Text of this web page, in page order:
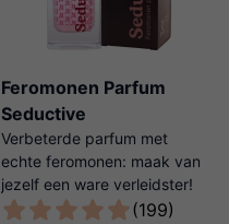
Feromonen Parfum
Seductive
Verbeterde parfum met
echte feromonen: maak van
jezelf een ware verleidster!
(199)